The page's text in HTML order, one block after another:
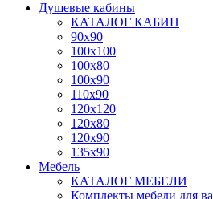
Душевые кабины
КАТАЛОГ КАБИН
90x90
100x100
100x80
100x90
110x90
120x120
120x80
120x90
135x90
Мебель
КАТАЛОГ МЕБЕЛИ
Комплекты мебели для